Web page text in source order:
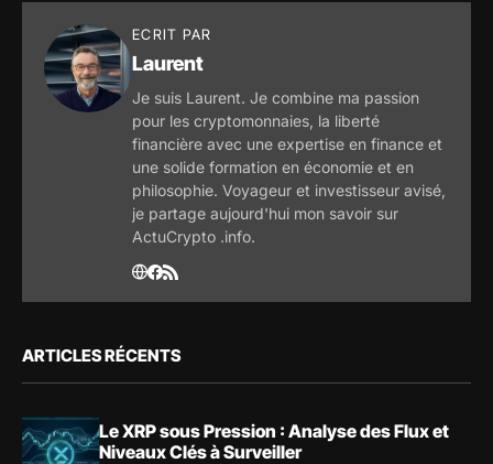
ECRIT PAR
Laurent
Je suis Laurent. Je combine ma passion
pour les cryptomonnaies, la liberté
financière avec une expertise en finance et
une solide formation en économie et en
philosophie. Voyageur et investisseur avisé,
je partage aujourd'hui mon savoir sur
ActuCrypto .info.
ARTICLES RÉCENTS
Le XRP sous Pression : Analyse des Flux et
Niveaux Clés à Surveiller